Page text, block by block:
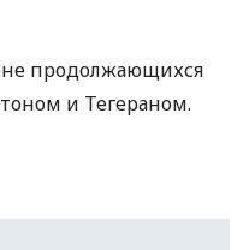
продолжающихся
и Тегераном.